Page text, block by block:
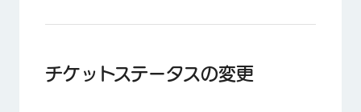
チケットステータスの変更